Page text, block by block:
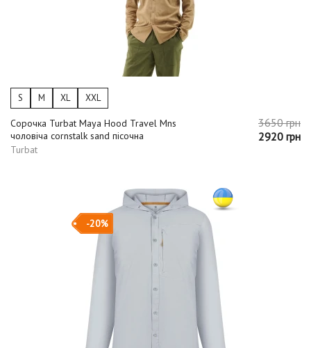
S M XL XXL
Сорочка Turbat Maya Hood Travel Mns
чоловіча cornstalk sand пісочна
Turbat
3650 грн
2920 грн
-20%